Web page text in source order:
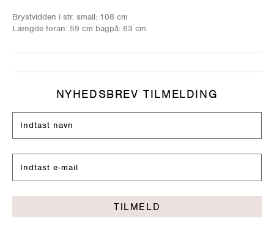
Brystvidden i str. small: 108 cm
Længde foran: 59 cm bagpå: 63 cm
NYHEDSBREV TILMELDING
TILMELD